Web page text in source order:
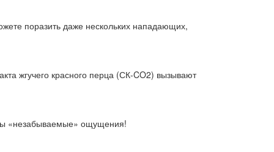
поразить даже нескольких нападающих,
жгучего красного перца (СК-CO2) вызывают
«незабываемые» ощущения!